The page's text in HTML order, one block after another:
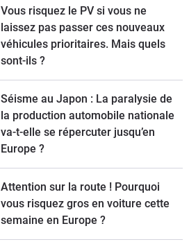
Vous risquez le PV si vous ne
laissez pas passer ces nouveaux
véhicules prioritaires. Mais quels
sont-ils ?
Séisme au Japon : La paralysie de
la production automobile nationale
va-t-elle se répercuter jusqu’en
Europe ?
Attention sur la route ! Pourquoi
vous risquez gros en voiture cette
semaine en Europe ?